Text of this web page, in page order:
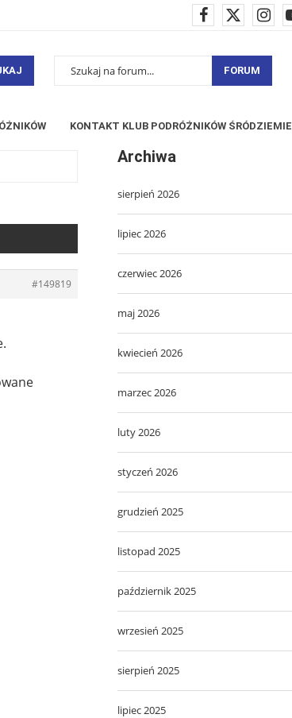
FORUM
KONTAKT KLUB PODRÓŻNIKÓW ŚRÓDZIEMIE
#149819
Archiwa
sierpień 2026
lipiec 2026
czerwiec 2026
maj 2026
kwiecień 2026
marzec 2026
luty 2026
styczeń 2026
grudzień 2025
listopad 2025
październik 2025
wrzesień 2025
sierpień 2025
lipiec 2025